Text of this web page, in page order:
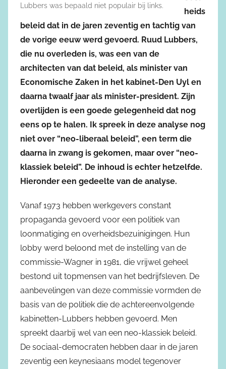
Lubbers was bepaald niet populair bij links.
heids
beleid dat in de jaren zeventig en tachtig van
de vorige eeuw werd gevoerd. Ruud Lubbers,
die nu overleden is, was een van de
architecten van dat beleid, als minister van
Economische Zaken in het kabinet-Den Uyl en
daarna twaalf jaar als minister-president. Zijn
overlijden is een goede gelegenheid dat nog
eens op te halen. Ik spreek in deze analyse nog
niet over “neo-liberaal beleid”, een term die
daarna in zwang is gekomen, maar over “neo-
klassiek beleid”. De inhoud is echter hetzelfde.
Hieronder een gedeelte van de analyse.
Vanaf 1973 hebben werkgevers constant
propaganda gevoerd voor een politiek van
loonmatiging en overheidsbezuinigingen. Hun
lobby werd beloond met de instelling van de
commissie-Wagner in 1981, die vrijwel geheel
bestond uit topmensen van het bedrijfsleven. De
aanbevelingen van deze commissie vormden de
basis van de politiek die de achtereenvolgende
kabinetten-Lubbers hebben gevoerd. Men
spreekt daarbij wel van een neo-klassiek beleid.
De sociaal-democraten hebben daar in de jaren
zeventig een keynesiaans model tegenover